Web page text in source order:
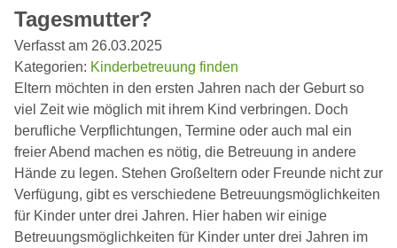
Tagesmutter?
Verfasst am 26.03.2025
Kategorien: Kinderbetreuung finden
Eltern möchten in den ersten Jahren nach der Geburt so
viel Zeit wie möglich mit ihrem Kind verbringen. Doch
berufliche Verpflichtungen, Termine oder auch mal ein
freier Abend machen es nötig, die Betreuung in andere
Hände zu legen. Stehen Großeltern oder Freunde nicht zur
Verfügung, gibt es verschiedene Betreuungsmöglichkeiten
für Kinder unter drei Jahren. Hier haben wir einige
Betreuungsmöglichkeiten für Kinder unter drei Jahren im